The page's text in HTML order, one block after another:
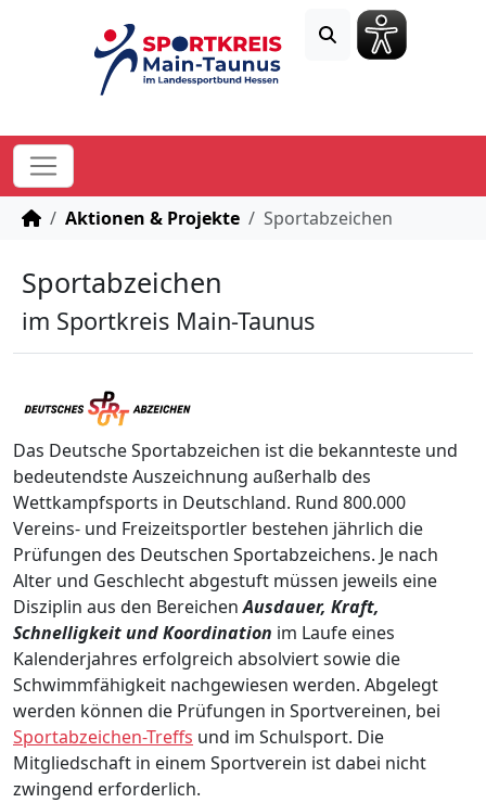
STARTSEITE
Aktionen & Projekte Sportabzeichen
Sportabzeichen
im Sportkreis Main-Taunus
Das Deutsche Sportabzeichen ist die bekannteste und
bedeutendste Auszeichnung außerhalb des
Wettkampfsports in Deutschland. Rund 800.000
Vereins- und Freizeitsportler bestehen jährlich die
Prüfungen des Deutschen Sportabzeichens. Je nach
Alter und Geschlecht abgestuft müssen jeweils eine
Disziplin aus den BereichenAusdauer, Kraft,
Schnelligkeit und Koordination im Laufe eines
Kalenderjahres erfolgreich absolviert sowie die
Schwimmfähigkeit nachgewiesen werden. Abgelegt
werden können die Prüfungen in Sportvereinen, bei
Sportabzeichen-Treffs und im Schulsport. Die
Mitgliedschaft in einem Sportverein ist dabei nicht
zwingend erforderlich.